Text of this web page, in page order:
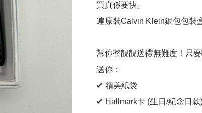
買真係要快。
連原裝Calvin Klein銀包包裝
幫你整靚靚送禮無難度！只
送你：
✔ 精美紙袋
✔ Hallmark卡 (生日/紀念日款